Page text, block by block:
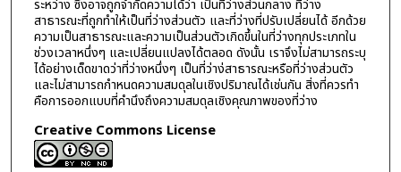
ระหว่าง ซึ่งอาจถูกจำกัดความได้ว่า เป็นที่ว่างส่วนกลาง ที่ว่าง
สาธารณะที่ถูกทำให้เป็นที่ว่างส่วนตัว และที่ว่างที่ปรับเปลี่ยนได้ อีกด้วย
ความเป็นสาธารณะและความเป็นส่วนตัวเกิดขึ้นในที่ว่างทุกประเภทใน
ช่วงเวลาหนึ่งๆ และเปลี่ยนแปลงได้ตลอด ดังนั้น เราจึงไม่สามารถระบุ
ได้อย่างเด็ดขาดว่าที่ว่างหนึ่งๆ เป็นที่ว่าง่สาธารณะหรือที่ว่างส่วนตัว
และไม่สามารถกำหนดความสมดุลในเชิงปริมาณได้เช่นกัน สิ่งที่ควรทำ
คือการออกแบบที่คำนึงถึงความสมดุลเชิงคุณภาพของที่ว่าง
Creative Commons License